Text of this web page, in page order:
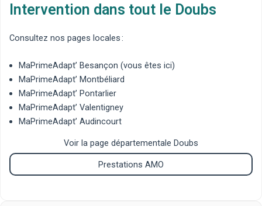
Intervention dans tout le Doubs
Consultez nos pages locales :
MaPrimeAdapt’ Besançon (vous êtes ici)
MaPrimeAdapt’ Montbéliard
MaPrimeAdapt’ Pontarlier
MaPrimeAdapt’ Valentigney
MaPrimeAdapt’ Audincourt
Voir la page départementale Doubs
Prestations AMO